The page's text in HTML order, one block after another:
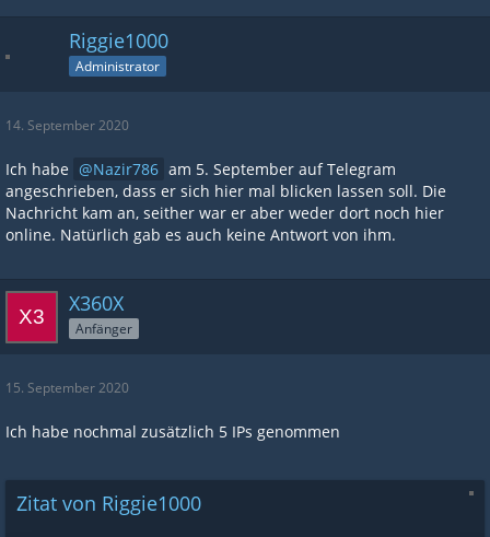
Riggie1000
Administrator
14. September 2020
Ich habe Nazir786 am 5. September auf Telegram
angeschrieben, dass er sich hier mal blicken lassen soll. Die
Nachricht kam an, seither war er aber weder dort noch hier
online. Natürlich gab es auch keine Antwort von ihm.
X360X
Anfänger
15. September 2020
Ich habe nochmal zusätzlich 5 IPs genommen
Zitat von Riggie1000